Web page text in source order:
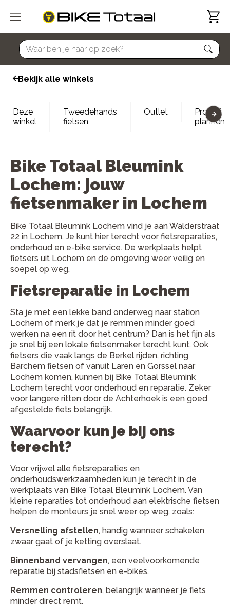
home
Bekijk alle winkels
Deze
winkel
Tweedehands
fietsen
Outlet
Proefrit
plannen
Bike Totaal Bleumink
Lochem: jouw
fietsenmaker in Lochem
Bike Totaal Bleumink Lochem vind je aan Walderstraat
22 in Lochem. Je kunt hier terecht voor fietsreparaties,
onderhoud en e-bike service. De werkplaats helpt
fietsers uit Lochem en de omgeving weer veilig en
soepel op weg.
Fietsreparatie in Lochem
Sta je met een lekke band onderweg naar station
Lochem of merk je dat je remmen minder goed
werken na een rit door het centrum? Dan is het fijn als
je snel bij een lokale fietsenmaker terecht kunt. Ook
fietsers die vaak langs de Berkel rijden, richting
Barchem fietsen of vanuit Laren en Gorssel naar
Lochem komen, kunnen bij Bike Totaal Bleumink
Lochem terecht voor onderhoud en reparatie. Zeker
voor langere ritten door de Achterhoek is een goed
afgestelde fiets belangrijk.
Waarvoor kun je bij ons
terecht?
Voor vrijwel alle fietsreparaties en
onderhoudswerkzaamheden kun je terecht in de
werkplaats van Bike Totaal Bleumink Lochem. Van
kleine reparaties tot onderhoud aan elektrische fietsen
helpen de monteurs je snel weer op weg, zoals:
Versnelling afstellen, handig wanneer schakelen
zwaar gaat of je ketting overslaat.
Binnenband vervangen, een veelvoorkomende
reparatie bij stadsfietsen en e-bikes.
Remmen controleren, belangrijk wanneer je fiets
minder direct remt.